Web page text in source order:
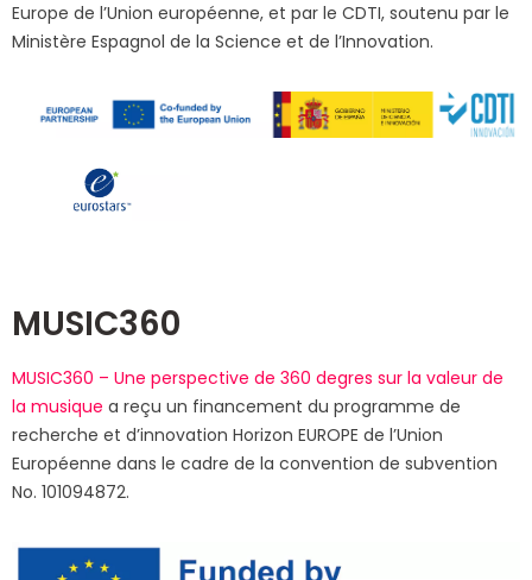
Europe de l’Union européenne, et par le CDTI, soutenu par le
Ministère Espagnol de la Science et de l’Innovation.
MUSIC360
MUSIC360 – Une perspective de 360 degres sur la valeur de
la musique a reçu un financement du programme de
recherche et d’innovation Horizon EUROPE de l’Union
Européenne dans le cadre de la convention de subvention
No. 101094872.